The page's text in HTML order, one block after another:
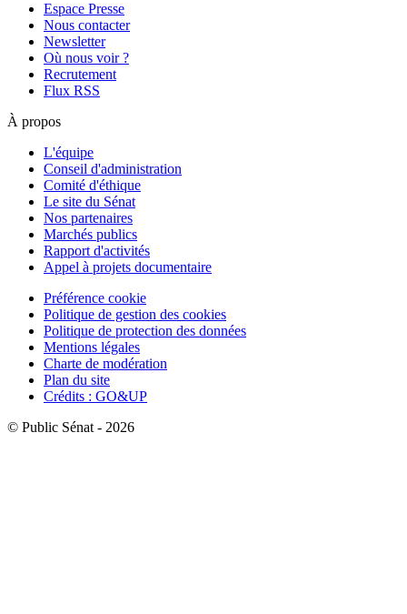
Espace Presse
Nous contacter
Newsletter
Où nous voir ?
Recrutement
Flux RSS
À propos
L'équipe
Conseil d'administration
Comité d'éthique
Le site du Sénat
Nos partenaires
Marchés publics
Rapport d'activités
Appel à projets documentaire
Préférence cookie
Politique de gestion des cookies
Politique de protection des données
Mentions légales
Charte de modération
Plan du site
Crédits : GO&UP
© Public Sénat - 2026